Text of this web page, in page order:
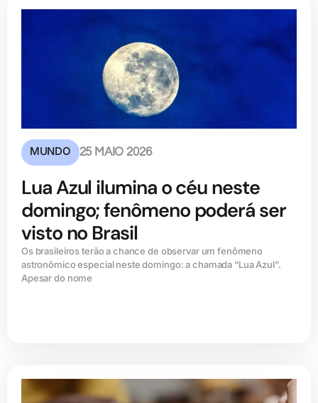
MUNDO 25 MAIO 2026
Lua Azul ilumina o céu neste
domingo; fenômeno poderá ser
visto no Brasil
Os brasileiros terão a chance de observar um fenômeno
astronômico especial neste domingo: a chamada “Lua Azul”.
Apesar do nome